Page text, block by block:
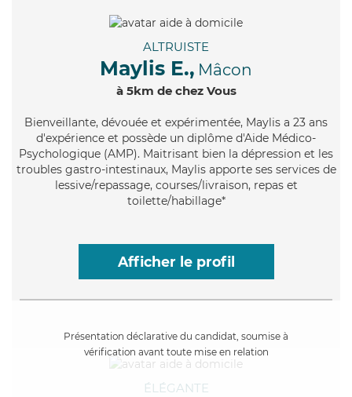
ALTRUISTE
Maylis E., Mâcon
à 5km de chez Vous
Bienveillante, dévouée et expérimentée, Maylis a 23 ans
d'expérience et possède un diplôme d'Aide Médico-
Psychologique (AMP). Maitrisant bien la dépression et les
troubles gastro-intestinaux, Maylis apporte ses services de
lessive/repassage, courses/livraison, repas et
toilette/habillage*
Afficher le profil
Présentation déclarative du candidat, soumise à
vérification avant toute mise en relation
ÉLÉGANTE